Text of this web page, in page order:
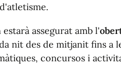
assegurat amb l'
nit des de mitjanit fins a
concursos i